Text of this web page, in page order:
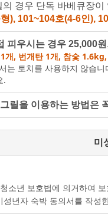
경우 단독 바베큐장이
), 101~104호(4-6인),
피우시는 경우 25,000원 ,
개, 번개탄 1개, 참숯
는 토치를 사용하지 않습니
.
릴을 이용하는 방법은
미
소년 보호법에 의거하여
년자 숙박 동의서를 작성